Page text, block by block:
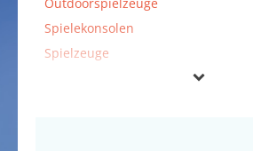
Spielekonsolen
Spielzeuge